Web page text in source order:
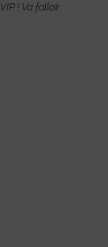
! Va falloir